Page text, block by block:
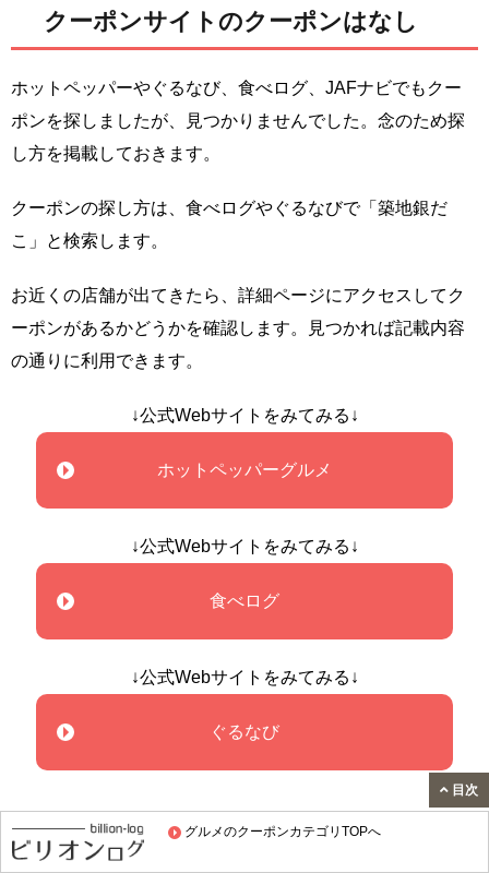
グルメのクーポンカテゴリTOPへ
クーポンサイトのクーポンはなし
ホットペッパーやぐるなび、食べログ、JAFナビでもクー
ポンを探しましたが、見つかりませんでした。念のため探
し方を掲載しておきます。
クーポンの探し方は、食べログやぐるなびで「築地銀だ
こ」と検索します。
お近くの店舗が出てきたら、詳細ページにアクセスしてク
ーポンがあるかどうかを確認します。見つかれば記載内容
の通りに利用できます。
↓公式Webサイトをみてみる↓
ホットペッパーグルメ
↓公式Webサイトをみてみる↓
食べログ
↓公式Webサイトをみてみる↓
ぐるなび
食べタイムのクーポンはなし
目次